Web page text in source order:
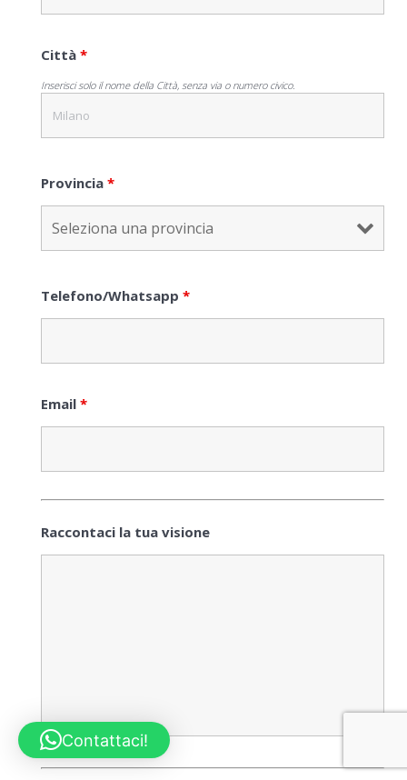
Città *
Inserisci solo il nome della Città, senza via o numero civico.
Provincia *
Telefono/Whatsapp *
Email *
Raccontaci la tua visione
Contattaci!